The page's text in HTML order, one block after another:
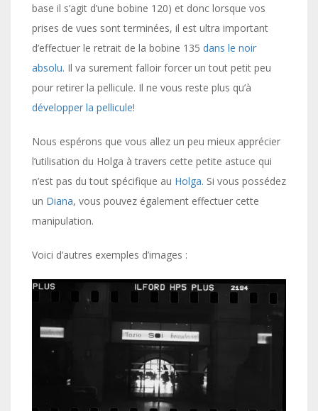
base il s’agit d’une bobine 120) et donc lorsque vos
prises de vues sont terminées, il est ultra important
d’effectuer le retrait de la bobine 135 dans le noir
absolu. Il va surement falloir forcer un tout petit peu
pour retirer la pellicule. Il ne vous reste plus qu’à
développer la pellicule!
Nous espérons que vous allez un peu mieux apprécier
l’utilisation du Holga à travers cette petite astuce qui
n’est pas du tout spécifique au Holga. Si vous possédez
un Diana, vous pouvez également effectuer cette
manipulation.
Voici d’autres exemples d’images :